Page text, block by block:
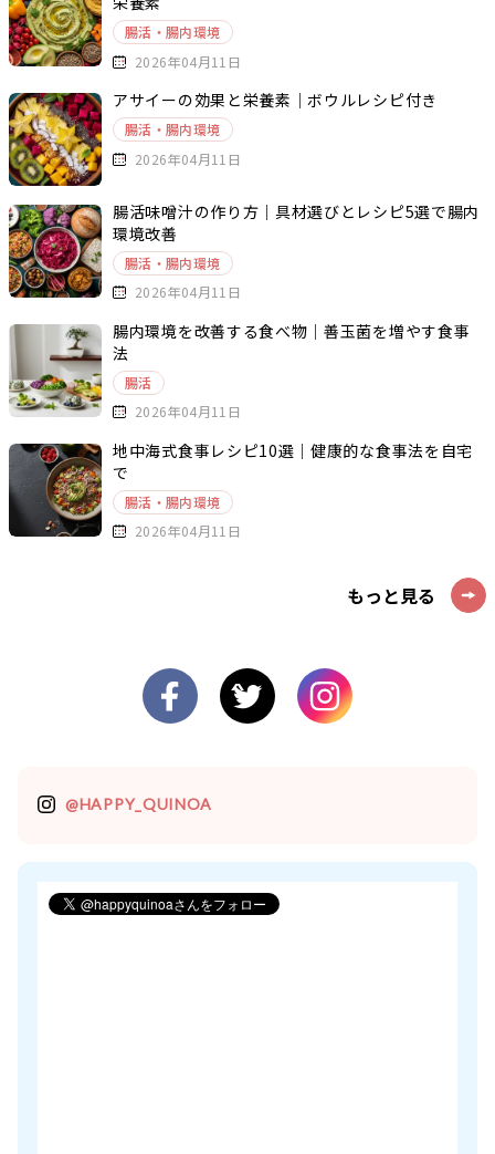
腸活・腸内環境
2026年04月11日
アサイーの効果と栄養素｜ボウルレシピ付き
腸活・腸内環境
2026年04月11日
腸活味噌汁の作り方｜具材選びとレシピ5選で腸内
環境改善
腸活・腸内環境
2026年04月11日
腸内環境を改善する食べ物｜善玉菌を増やす食事
法
腸活
2026年04月11日
地中海式食事レシピ10選｜健康的な食事法を自宅
で
腸活・腸内環境
2026年04月11日
もっと見る
@HAPPY_QUINOA